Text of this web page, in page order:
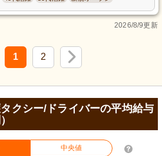
2026/8/9更新
1 2
クシー/ドライバーの平均給与
中央値